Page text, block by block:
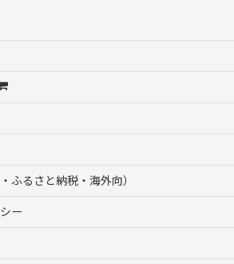
ふるさと納税・海外向）
ー